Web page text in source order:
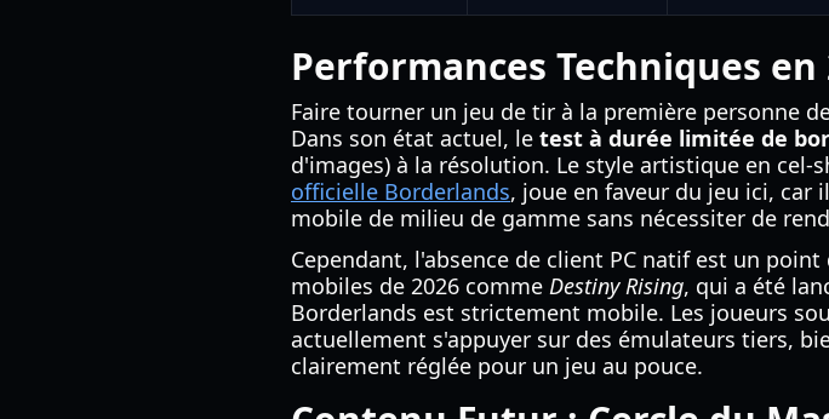
Performances Techniques en
Faire tourner un jeu de tir à la première personne
Dans son état actuel, le test à durée limitée de
d'images) à la résolution. Le style artistique en
officielle Borderlands, joue en faveur du jeu ici,
mobile de milieu de gamme sans nécessiter de
Cependant, l'absence de client PC natif est un
mobiles de 2026 comme Destiny Rising, qui a été
Borderlands est strictement mobile. Les joueurs
actuellement s'appuyer sur des émulateurs tiers,
clairement réglée pour un jeu au pouce.